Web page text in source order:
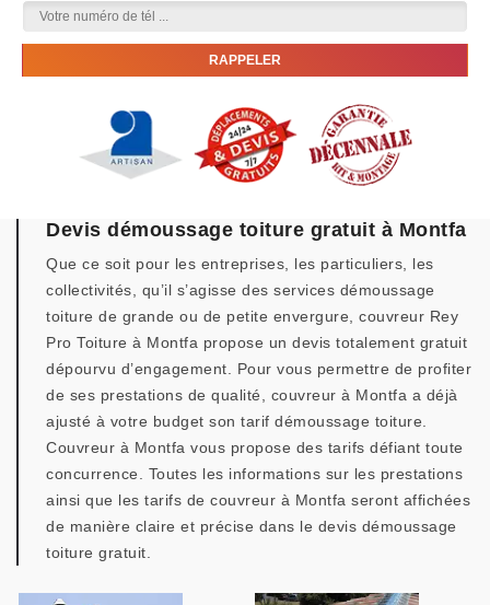
Devis démoussage toiture gratuit à Montfa
Que ce soit pour les entreprises, les particuliers, les
collectivités, qu’il s’agisse des services démoussage
toiture de grande ou de petite envergure, couvreur Rey
Pro Toiture à Montfa propose un devis totalement gratuit
dépourvu d’engagement. Pour vous permettre de profiter
de ses prestations de qualité, couvreur à Montfa a déjà
ajusté à votre budget son tarif démoussage toiture.
Couvreur à Montfa vous propose des tarifs défiant toute
concurrence. Toutes les informations sur les prestations
ainsi que les tarifs de couvreur à Montfa seront affichées
de manière claire et précise dans le devis démoussage
toiture gratuit.